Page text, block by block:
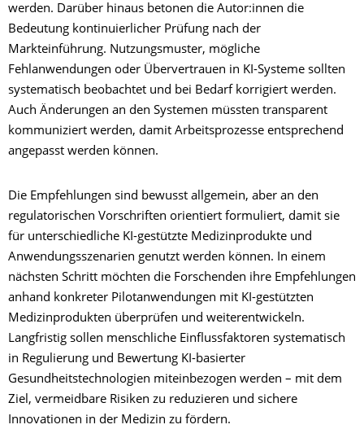
werden. Darüber hinaus betonen die Autor:innen die
Bedeutung kontinuierlicher Prüfung nach der
Markteinführung. Nutzungsmuster, mögliche
Fehlanwendungen oder Übervertrauen in KI-Systeme sollten
systematisch beobachtet und bei Bedarf korrigiert werden.
Auch Änderungen an den Systemen müssten transparent
kommuniziert werden, damit Arbeitsprozesse entsprechend
angepasst werden können.
Die Empfehlungen sind bewusst allgemein, aber an den
regulatorischen Vorschriften orientiert formuliert, damit sie
für unterschiedliche KI-gestützte Medizinprodukte und
Anwendungsszenarien genutzt werden können. In einem
nächsten Schritt möchten die Forschenden ihre Empfehlungen
anhand konkreter Pilotanwendungen mit KI-gestützten
Medizinprodukten überprüfen und weiterentwickeln.
Langfristig sollen menschliche Einflussfaktoren systematisch
in Regulierung und Bewertung KI-basierter
Gesundheitstechnologien miteinbezogen werden – mit dem
Ziel, vermeidbare Risiken zu reduzieren und sichere
Innovationen in der Medizin zu fördern.